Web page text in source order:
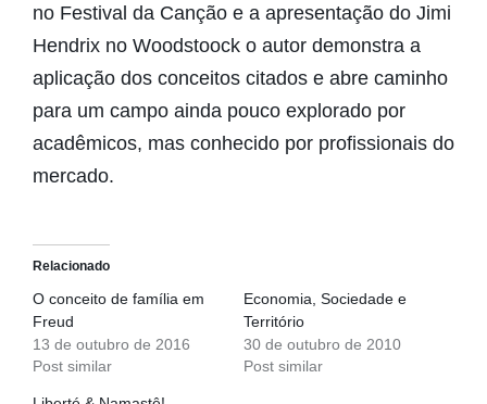
no Festival da Canção e a apresentação do Jimi
Hendrix no Woodstoock o autor demonstra a
aplicação dos conceitos citados e abre caminho
para um campo ainda pouco explorado por
acadêmicos, mas conhecido por profissionais do
mercado.
Relacionado
O conceito de família em
Freud
13 de outubro de 2016
Post similar
Economia, Sociedade e
Território
30 de outubro de 2010
Post similar